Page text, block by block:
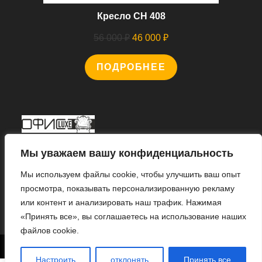
Мы уважаем вашу конфиденциальность
Мы используем файлы cookie, чтобы улучшить ваш опыт
просмотра, показывать персонализированную рекламу
или контент и анализировать наш трафик. Нажимая
«Принять все», вы соглашаетесь на использование наших
файлов cookie.
Настроить отклонять Принять все
Кресло CH 408
56 000₽ Первоначальная
цена
составляла
46 000 ₽Текущая
46
ПОДРОБНЕЕ
Откроется
в
новой
© 2022 «ИНТЕРНЕТ МАГАЗИН «ОФИС ЛЮКС».